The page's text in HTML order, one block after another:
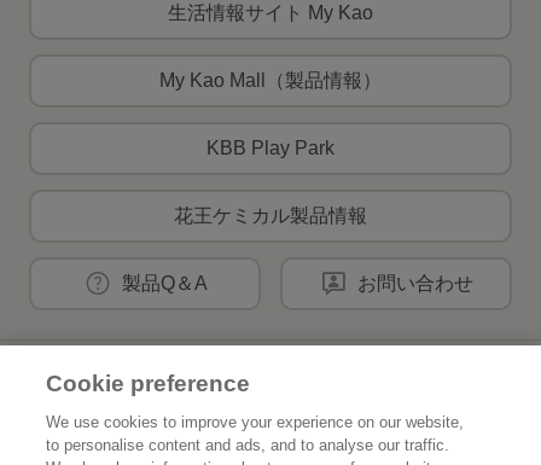
生活情報サイト My Kao
My Kao Mall（製品情報）
KBB Play Park
花王ケミカル製品情報
製品Q＆A お問い合わせ
花王公式SNSアカウント
Cookie preference
We use cookies to improve your experience on our website,
to personalise content and ads, and to analyse our traffic.